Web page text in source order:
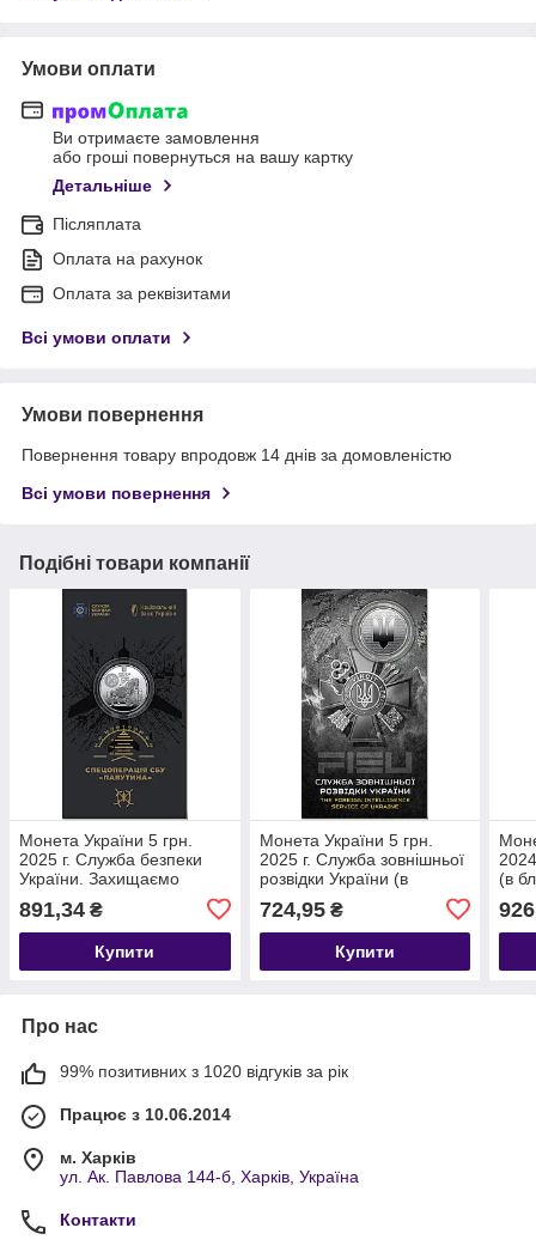
Умови оплати
Ви отримаєте замовлення
або гроші повернуться на вашу картку
Детальніше
Післяплата
Оплата на рахунок
Оплата за реквізитами
Всі умови оплати
Умови повернення
Повернення товару впродовж 14 днів за домовленістю
Всі умови повернення
Подібні товари компанії
Монета України 5 грн.
2025 г. Служба безпеки
України. Захищаємо
Україну разом! (в блістері)
891,34 ₴
Купити
Монета України 5 грн.
2025 г. Служба зовнішньої
розвідки України (в
724,95₴
Купити
(в
Про нас
99% позитивних з 1020 відгуків за рік
Працює з 10.06.2014
м. Харків
ул. Ак. Павлова 144-б, Харків, Україна
Контакти